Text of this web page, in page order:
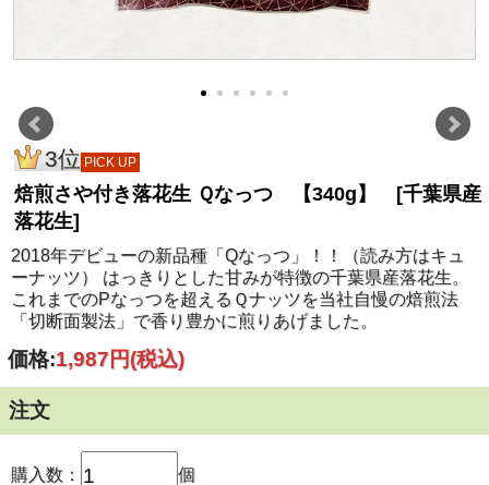
3位 PICK UP
焙煎さや付き落花生 Ｑなっつ 【340g】 [千葉県産
落花生]
2018年デビューの新品種「Qなっつ」！！（読み方はキュ
ーナッツ） はっきりとした甘みが特徴の千葉県産落花生。
これまでのPなっつを超えるＱナッツを当社自慢の焙煎法
「切断面製法」で香り豊かに煎りあげました。
価格:1,987円(税込)
注文
購入数： 個